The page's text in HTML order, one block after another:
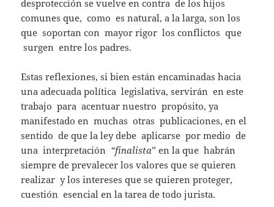
desprotección se vuelve en contra de los hijos
comunes que, como es natural, a la larga, son los
que soportan con mayor rigor los conflictos que
surgen entre los padres.
Estas reflexiones, si bien están encaminadas hacia
una adecuada política legislativa, servirán en este
trabajo para acentuar nuestro propósito, ya
manifestado en muchas otras publicaciones, en el
sentido de que la ley debe aplicarse por medio de
una interpretación “finalista” en la que habrán
siempre de prevalecer los valores que se quieren
realizar y los intereses que se quieren proteger,
cuestión esencial en la tarea de todo jurista.